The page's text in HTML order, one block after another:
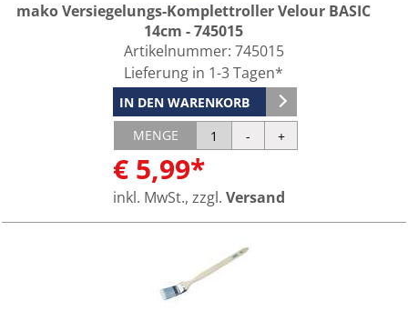
mako Versiegelungs-Komplettroller Velour BASIC
14cm - 745015
Artikelnummer: 745015
Lieferung in 1-3 Tagen*
IN DEN WARENKORB
MENGE
€ 5,99*
inkl. MwSt., zzgl. Versand